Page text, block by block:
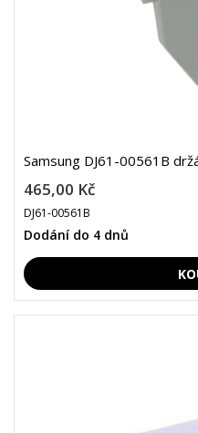
Samsung DJ61-00561B
465,00 Kč
DJ61-00561B
Dodání do 4 dnů